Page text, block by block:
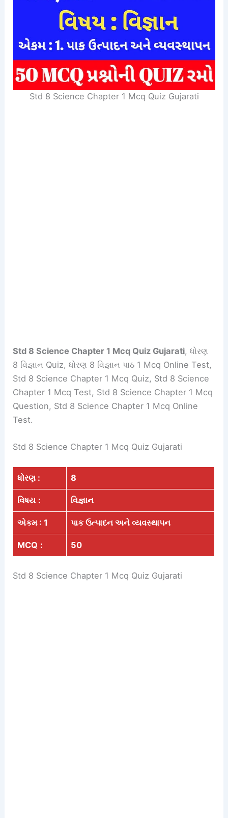
Std 8 Science Chapter 1 Mcq Quiz Gujarati
Std 8 Science Chapter 1 Mcq Quiz Gujarati, ધોરણ
8 વિજ્ઞાન Quiz, ધોરણ 8 વિજ્ઞાન પાઠ 1 Mcq Online Test,
Std 8 Science Chapter 1 Mcq Quiz, Std 8 Science
Chapter 1 Mcq Test, Std 8 Science Chapter 1 Mcq
Question, Std 8 Science Chapter 1 Mcq Online
Test.
Std 8 Science Chapter 1 Mcq Quiz Gujarati
ધોરણ : 8
વિષય : વિજ્ઞાન
એકમ : 1 પાક ઉત્પાદન અને વ્યવસ્થાપન
MCQ : 50
Std 8 Science Chapter 1 Mcq Quiz Gujarati